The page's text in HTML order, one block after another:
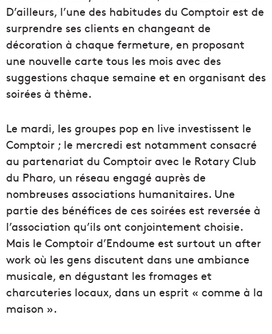
D’ailleurs, l’une des habitudes du Comptoir est de
surprendre ses clients en changeant de
décoration à chaque fermeture, en proposant
une nouvelle carte tous les mois avec des
suggestions chaque semaine et en organisant des
soirées à thème.
Le mardi, les groupes pop en live investissent le
Comptoir ; le mercredi est notamment consacré
au partenariat du Comptoir avec le Rotary Club
du Pharo, un réseau engagé auprès de
nombreuses associations humanitaires. Une
partie des bénéfices de ces soirées est reversée à
l’association qu’ils ont conjointement choisie.
Mais le Comptoir d’Endoume est surtout un after
work où les gens discutent dans une ambiance
musicale, en dégustant les fromages et
charcuteries locaux, dans un esprit « comme à la
maison ».